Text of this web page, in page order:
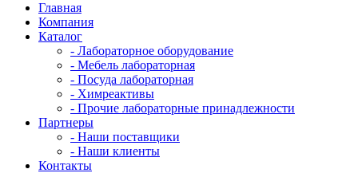
Главная
Компания
Каталог
- Лабораторное оборудование
- Мебель лабораторная
- Посуда лабораторная
- Химреактивы
- Прочие лабораторные принадлежности
Партнеры
- Наши поставщики
- Наши клиенты
Контакты